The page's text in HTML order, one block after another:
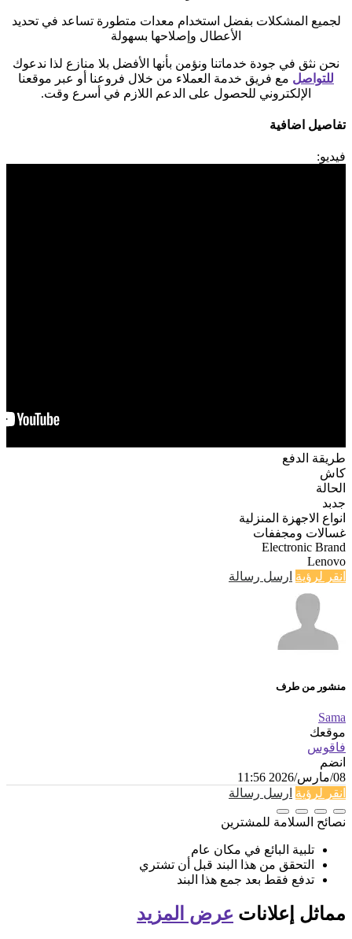
لجميع المشكلات بفضل استخدام معدات متطورة تساعد في تحديد
الأعطال وإصلاحها بسهولة
نحن نثق في جودة خدماتنا ونؤمن بأنها الأفضل بلا منازع لذا ندعوك
للتواصل مع فريق خدمة العملاء من خلال فروعنا أو عبر موقعنا
الإلكتروني للحصول على الدعم اللازم في أسرع وقت.
تفاصيل اضافية
فيديو:
طريقة الدفع
كاش
الحالة
جدبد
انواع الاجهزة المنزلية
غسالات ومجففات
Electronic Brand
Lenovo
انقر لرؤية ارسل رسالة
منشور من طرف
Sama
موقعك
فاقوس
انضم
08/مارس/2026 11:56
انقر لرؤية ارسل رسالة
نصائح السلامة للمشترين
تلبية البائع في مكان عام
التحقق من هذا البند قبل أن تشتري
تدفع فقط بعد جمع هذا البند
مماثل إعلانات عرض المزيد